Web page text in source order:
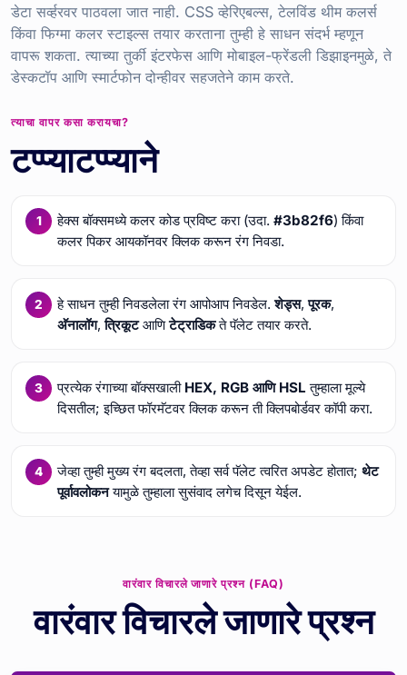
डेटा सर्व्हरवर पाठवला जात नाही. CSS व्हेरिएबल्स, टेलविंड थीम कलर्स
किंवा फिग्मा कलर स्टाइल्स तयार करताना तुम्ही हे साधन संदर्भ म्हणून
वापरू शकता. त्याच्या तुर्की इंटरफेस आणि मोबाइल-फ्रेंडली डिझाइनमुळे, ते
डेस्कटॉप आणि स्मार्टफोन दोन्हीवर सहजतेने काम करते.
त्याचा वापर कसा करायचा?
टप्प्याटप्प्याने
हेक्स बॉक्समध्ये कलर कोड प्रविष्ट करा (उदा. #3b82f6) किंवा
कलर पिकर आयकॉनवर क्लिक करून रंग निवडा.
हे साधन तुम्ही निवडलेला रंग आपोआप निवडेल.शेड्स,पूरक,
अ‍ॅनालॉग,त्रिकूटआणिटेट्राडिकते पॅलेट तयार करते.
प्रत्येक रंगाच्या बॉक्सखाली HEX, RGB आणि HSL तुम्हाला मूल्ये
दिसतील; इच्छित फॉरमॅटवर क्लिक करून ती क्लिपबोर्डवर कॉपी करा.
जेव्हा तुम्ही मुख्य रंग बदलता, तेव्हा सर्व पॅलेट त्वरित अपडेट होतात; थेट
पूर्वावलोकनयामुळे तुम्हाला सुसंवाद लगेच दिसून येईल.
वारंवार विचारले जाणारे प्रश्न (FAQ)
वारंवार विचारले जाणारे प्रश्न